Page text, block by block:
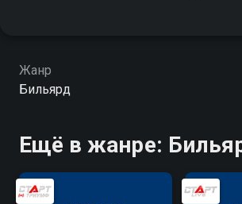
Жанр
Бильярд
Ещё в жанре: